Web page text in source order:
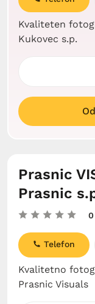
Kvaliteten
Kukovec s.p.
Prasnic
Prasnic
0
Kvalitetno
Prasnic Visuals
Telefon